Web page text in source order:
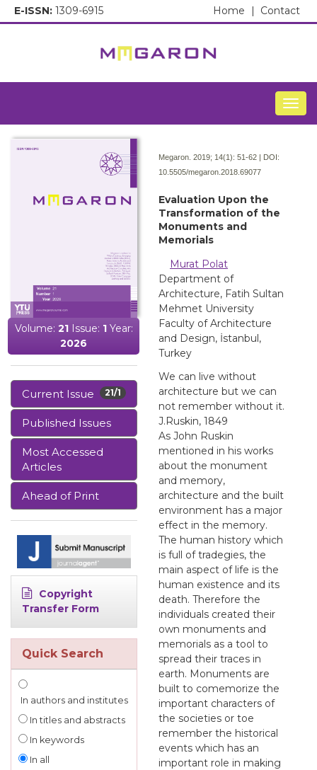
E-ISSN: 1309-6915 Contact
Home |
Volume: 21Issue: 1Year:
2026
21/1
Current Issue
Published Issues
Most Accessed
Articles
Ahead of Print
Copyright
Transfer Form
Quick Search
In authors and institutes
In titles and abstracts
In keywords
In all
Megaron. 2019; 14(1): 51-62 | DOI:
10.5505/megaron.2018.69077
Evaluation Upon the
Transformation of the
Monuments and
Memorials
Murat Polat
Department of
Architecture, Fatih Sultan
Mehmet University
Faculty of Architecture
and Design, İstanbul,
Turkey
We can live without
architecture but we can
not remember without it.
J.Ruskin, 1849
As John Ruskin
mentioned in his works
about the monument
and memory,
architecture and the built
environment has a major
effect in the memory.
The human history which
is full of tradegies, the
main aspect of life is the
human existence and its
death. Therefore the
individuals created their
own monuments and
memorials as a tool to
spread their traces in
earth. Monuments are
built to comemorize the
important characters of
the societies or toe
remember the historical
events which has an
important role in making